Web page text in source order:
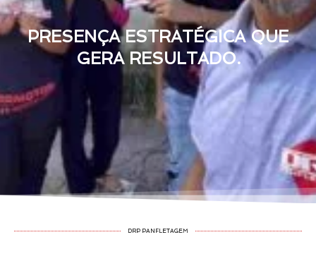
PRESENÇA ESTRATÉGICA QUE
GERA RESULTADO.
DRP PANFLETAGEM